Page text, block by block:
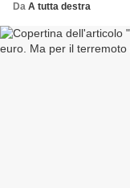
Da A tutta destra